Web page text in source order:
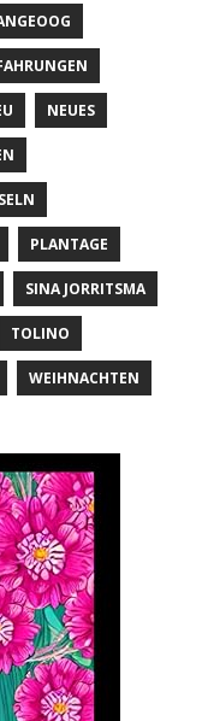
NEUES
PLANTAGE
SINA JORRITSMA
TOLINO
WEIHNACHTEN